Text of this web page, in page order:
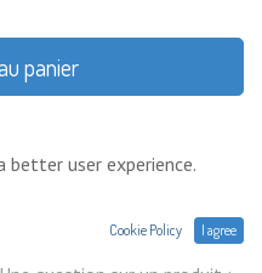
panier
Expéditions,
better user experience.
Cookie Policy I agree